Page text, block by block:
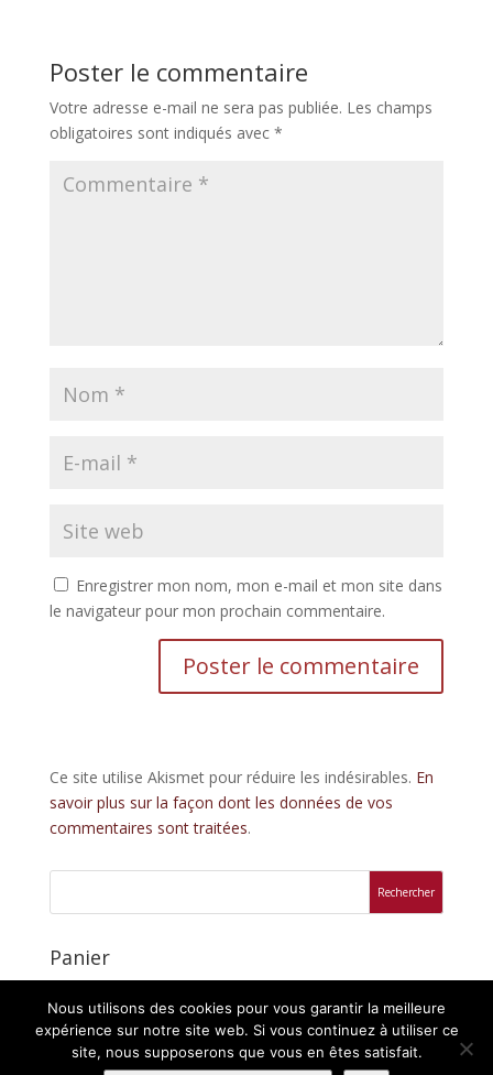
Poster le commentaire
Votre adresse e-mail ne sera pas publiée. Les champs
obligatoires sont indiqués avec *
Enregistrer mon nom, mon e-mail et mon site dans
le navigateur pour mon prochain commentaire.
Ce site utilise Akismet pour réduire les indésirables. En
savoir plus sur la façon dont les données de vos
commentaires sont traitées.
Panier
Nous utilisons des cookies pour vous garantir la meilleure
expérience sur notre site web. Si vous continuez à utiliser ce
site, nous supposerons que vous en êtes satisfait.